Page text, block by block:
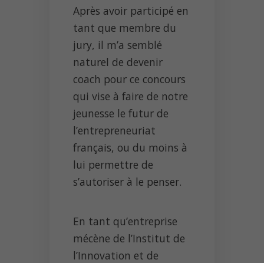
Après avoir participé en
tant que membre du
jury, il m’a semblé
naturel de devenir
coach pour ce concours
qui vise à faire de notre
jeunesse le futur de
l’entrepreneuriat
français, ou du moins à
lui permettre de
s’autoriser à le penser.
En tant qu’entreprise
mécène de l’Institut de
l’Innovation et de